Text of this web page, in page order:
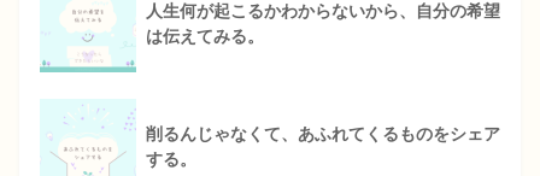
人生何が起こるかわからないから、自分の希望
は伝えてみる。
削るんじゃなくて、あふれてくるものをシェア
する。